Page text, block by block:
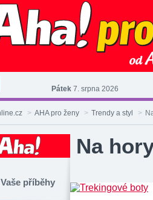
Pátek 7. srpna 2026
> AHA pro ženy > Trendy a styl >
Vaše příběhy
Na